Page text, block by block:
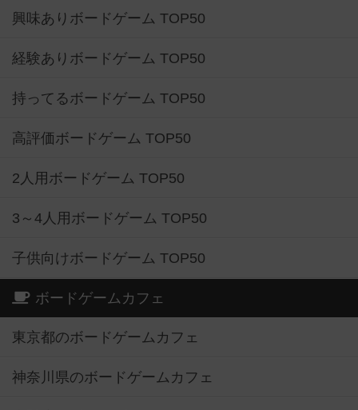
興味ありボードゲーム TOP50
経験ありボードゲーム TOP50
持ってるボードゲーム TOP50
高評価ボードゲーム TOP50
2人用ボードゲーム TOP50
3～4人用ボードゲーム TOP50
子供向けボードゲーム TOP50
ボードゲームカフェ
東京都のボードゲームカフェ
神奈川県のボードゲームカフェ